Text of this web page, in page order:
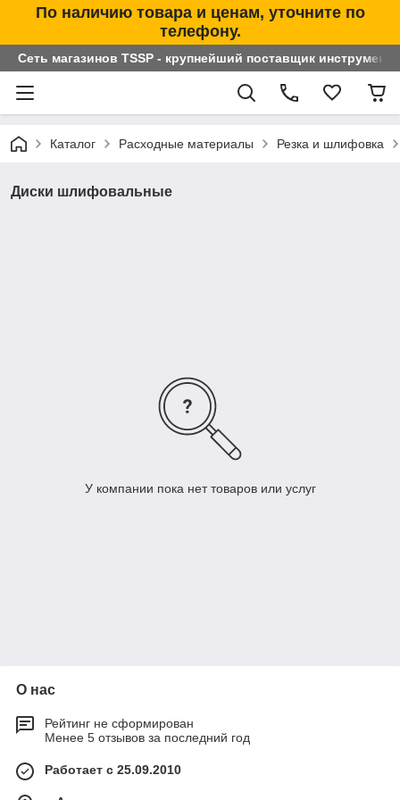
По наличию товара и ценам, уточните по
телефону.
Сеть магазинов TSSP - крупнейший поставщик
Каталог Расходные материалы Резка и шлифовка
Диски шлифовальные
У компании пока нет товаров или услуг
О нас
Рейтинг не сформирован
Менее 5 отзывов за последний год
Работает с 25.09.2010